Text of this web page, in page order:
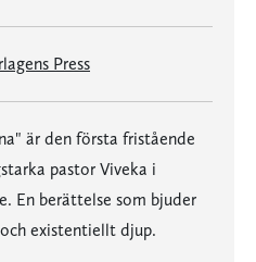
Press
är den första fristående
pastor Viveka i
En berättelse som bjuder
existentiellt djup.